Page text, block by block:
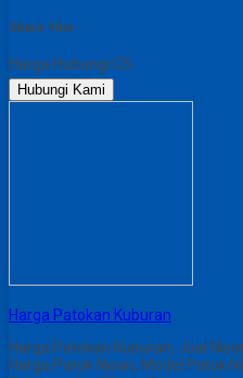
Share This :
Harga Hubungi CS
Hubungi Kami
Harga Patokan Kuburan
Harga Patokan Kuburan, Jual
Harga Patok Nisan, Model Patok